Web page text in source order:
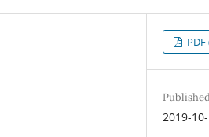
2019-